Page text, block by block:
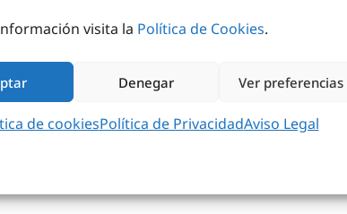
visita la Política de Cookies.
Denegar Ver preferencias
de cookiesPolítica de PrivacidadAviso Legal